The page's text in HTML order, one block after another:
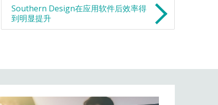
Southern Design在应用软件后效率得
到明显提升